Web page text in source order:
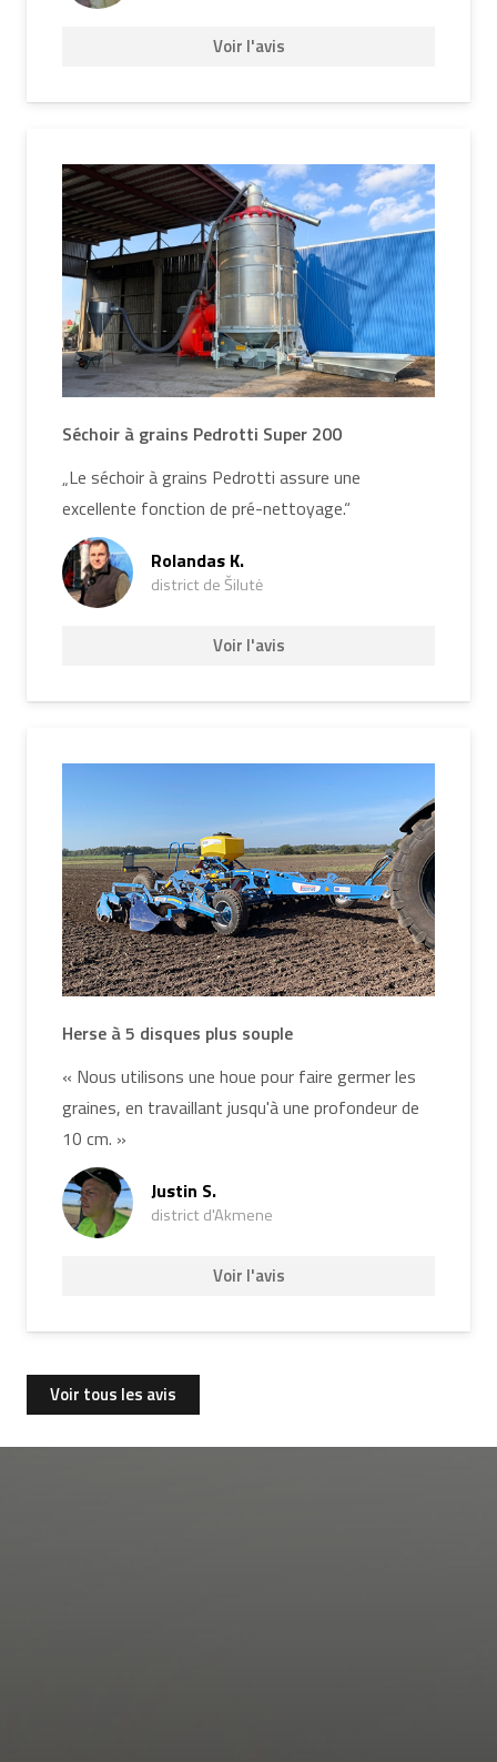
Voir l'avis
Séchoir à grains Pedrotti Super 200
„Le séchoir à grains Pedrotti assure une
excellente fonction de pré-nettoyage.“
Rolandas K.
district de Šilutė
Voir l'avis
Herse à 5 disques plus souple
« Nous utilisons une houe pour faire germer les
graines, en travaillant jusqu'à une profondeur de
10 cm. »
Justin S.
district d'Akmene
Voir l'avis
Voir tous les avis